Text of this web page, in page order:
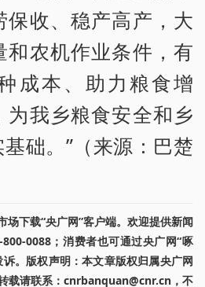
保收、稳产高产，大
和农机作业条件，有
成本、助力粮食增
为我乡粮食安全和乡
础。”（来源：巴楚
场下载“央广网”客户端。欢迎提供新闻
0088；消费者也可通过央广网“啄
。版权声明：本文章版权归属央广网
载请联系：cnrbanquan@cnr.cn，不